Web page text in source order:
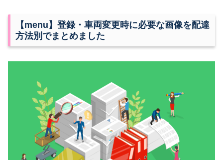
【menu】登録・車両変更時に必要な画像を配達
方法別でまとめました